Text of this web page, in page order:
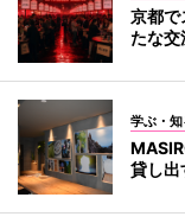
京都
たな交
学ぶ・知
貸し出